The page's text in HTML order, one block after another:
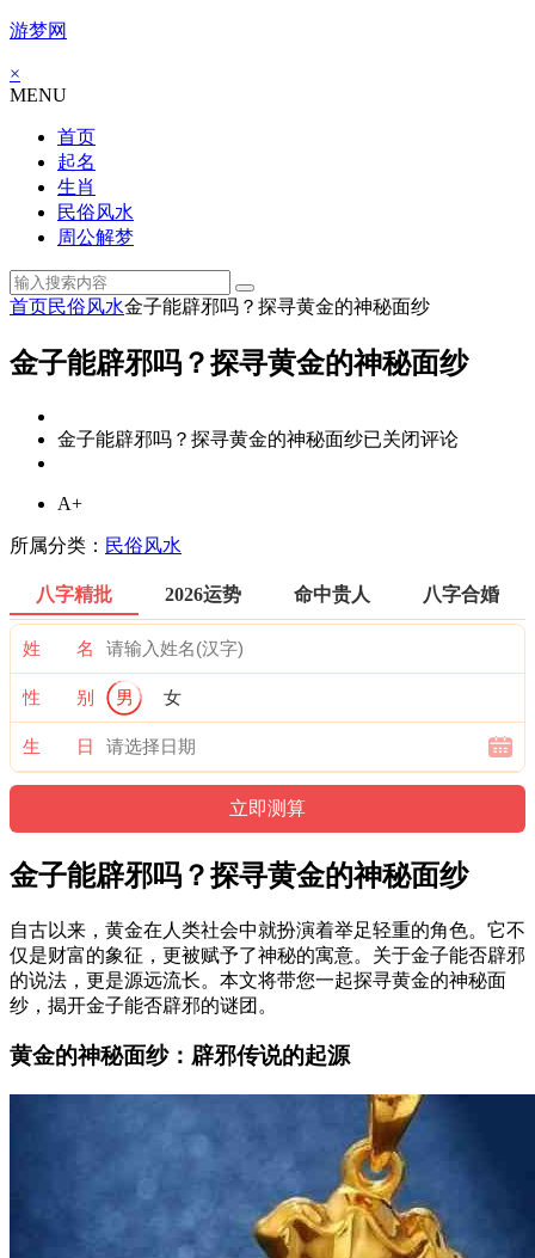
游梦网
×
MENU
首页
起名
生肖
民俗风水
周公解梦
首页民俗风水金子能辟邪吗？探寻黄金的神秘面纱
金子能辟邪吗？探寻黄金的神秘面纱
金子能辟邪吗？探寻黄金的神秘面纱已关闭评论
A+
所属分类： 民俗风水
八字精批 2026运势 命中贵人 八字合婚
姓 名
性 别 男 女
生 日
金子能辟邪吗？探寻黄金的神秘面纱
自古以来，黄金在人类社会中就扮演着举足轻重的角色。它不
仅是财富的象征，更被赋予了神秘的寓意。关于金子能否辟邪
的说法，更是源远流长。本文将带您一起探寻黄金的神秘面
纱，揭开金子能否辟邪的谜团。
黄金的神秘面纱：辟邪传说的起源